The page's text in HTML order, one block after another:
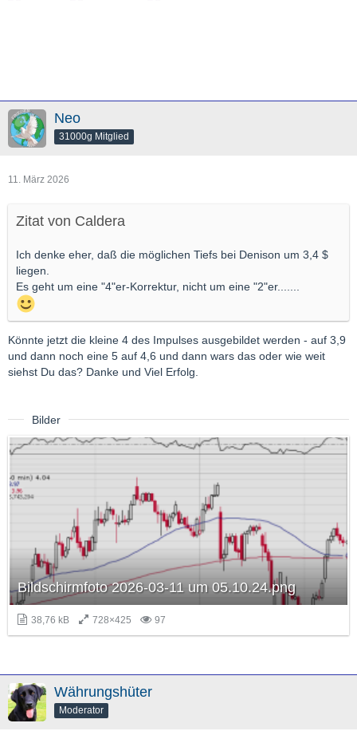
Neo
31000g Mitglied
11. März 2026
Zitat von Caldera
Ich denke eher, daß die möglichen Tiefs bei Denison um 3,4 $
liegen.
Es geht um eine "4"er-Korrektur, nicht um eine "2"er.......
Könnte jetzt die kleine 4 des Impulses ausgebildet werden - auf 3,9
und dann noch eine 5 auf 4,6 und dann wars das oder wie weit
siehst Du das? Danke und Viel Erfolg.
Bilder
Bildschirmfoto 2026-03-11 um 05.10.24.png
38,76 kB 728×425 97
Währungshüter
Moderator